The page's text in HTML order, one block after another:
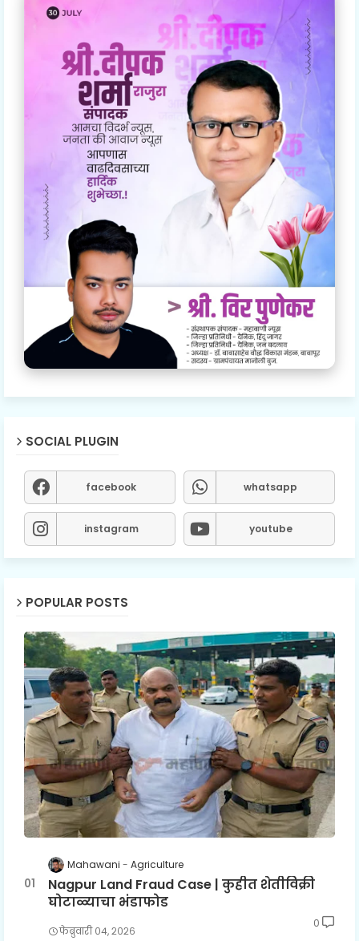
SOCIAL PLUGIN
facebook whatsapp
instagram youtube
POPULAR POSTS
Mahawani Agriculture
Nagpur Land Fraud Case | कुहीत शेतीविक्री
घोटाळ्याचा भंडाफोड
फेब्रुवारी ०४, २०२६
0